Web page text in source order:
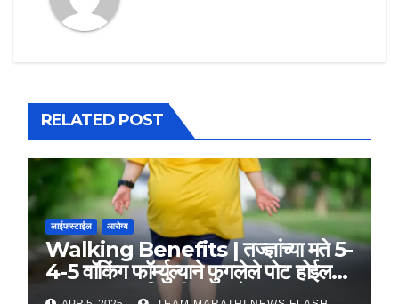
RELATED POST
लाईफस्टाईल आरोग्य
Walking Benefits | तज्ज्ञांच्या मते 5-
4-5 वॉकिंग फॉर्म्युल्याने फुगलेले पोट होईल
लवकर सपाट, मिळतील फायदे